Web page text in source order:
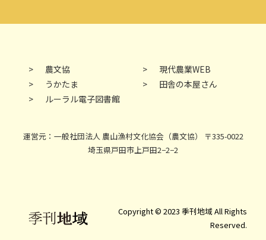
農文協
現代農業WEB
うかたま
田舎の本屋さん
ルーラル電子図書館
運営元：一般社団法人 農山漁村文化協会（農文協） 〒335-0022
埼玉県戸田市上戸田2−2−2
Copyright © 2023 季刊地域 All Rights
Reserved.